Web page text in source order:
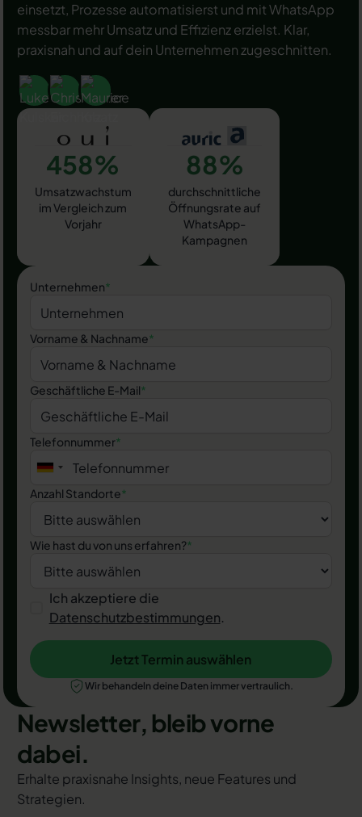
einsetzt, Prozesse automatisierst und mit WhatsApp
messbar mehr Umsatz und Effizienz erzielst. Klar,
praxisnah und auf dein Unternehmen zugeschnitten.
458%
Umsatzwachstum
im Vergleich zum
Vorjahr
88%
durchschnittliche
Öffnungsrate auf
WhatsApp-
Kampagnen
Unternehmen*
Vorname & Nachname*
Geschäftliche E-Mail*
Telefonnummer*
Anzahl Standorte*
Wie hast du von uns erfahren?*
Ich akzeptiere die
Datenschutzbestimmungen.
Jetzt Termin auswählen
Jetzt Termin auswählen
Wir behandeln deine Daten immer vertraulich.
Newsletter, bleib vorne
dabei.
Erhalte praxisnahe Insights, neue Features und
Strategien.